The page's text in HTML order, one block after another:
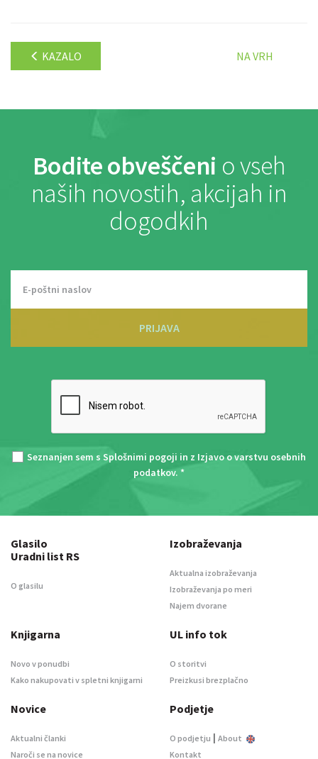
KAZALO NA VRH
Bodite obveščeni o vseh
naših novostih, akcijah in
dogodkih
PRIJAVA
Seznanjen sem s Splošnimi pogoji in z Izjavo o varstvu osebnih
podatkov. *
Glasilo
Uradni list RS
O glasilu
Izobraževanja
Aktualna izobraževanja
Izobraževanja po meri
Najem dvorane
Knjigarna
Novo v ponudbi
Kako nakupovati v spletni knjigarni
UL info tok
O storitvi
Preizkusi brezplačno
Novice
Aktualni članki
Naroči se na novice
Podjetje
O podjetju | About
Kontakt